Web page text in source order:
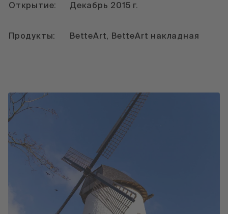
Открытие: Декабрь 2015 г.
Продукты: BetteArt, BetteArt накладная